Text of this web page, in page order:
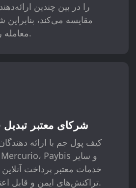
را در بین چندین
مقایسه می‌کند،
معامله را دریافت می‌کنید.
شرکای معتبر تبدیل
کیف پول جم با ارائه
خدمات معتبر پرداخت
تراکنش‌های ایمن و قابل اعتماد را تضمین کند.